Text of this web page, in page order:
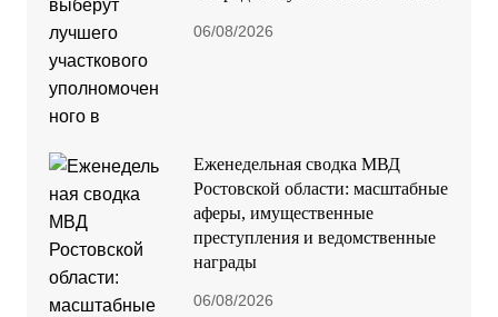
06/08/2026
Еженедельная сводка МВД
Ростовской области: масштабные
аферы, имущественные
преступления и ведомственные
награды
06/08/2026